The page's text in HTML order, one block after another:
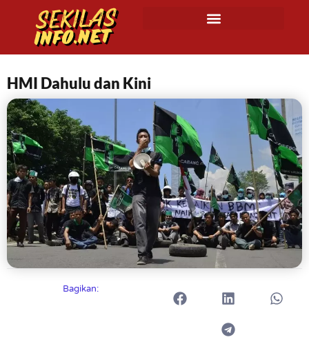
HMI Dahulu dan Kini
Bagikan: